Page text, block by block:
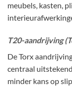
meubels, kasten,
T20-aandrijving
De Torx
centraal
minder kans op